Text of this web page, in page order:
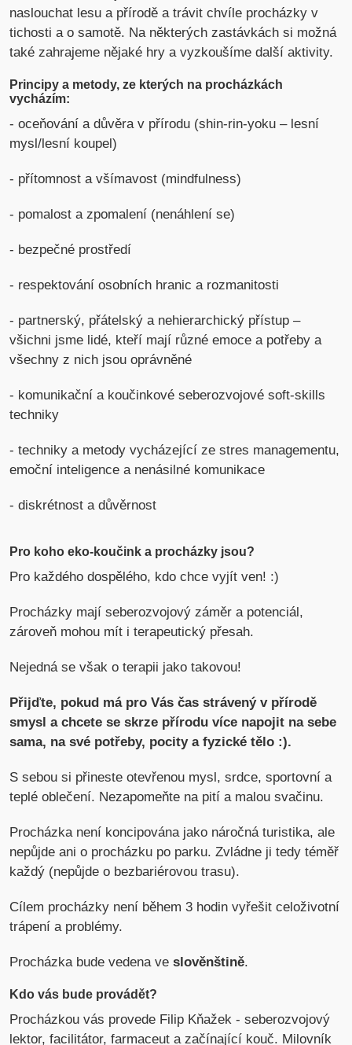
naslouchat lesu a přírodě a trávit chvíle procházky v
tichosti a o samotě. Na některých zastávkách si možná
také zahrajeme nějaké hry a vyzkoušíme další aktivity.
Principy a metody, ze kterých na procházkách
vycházím:
- oceňování a důvěra v přírodu (shin-rin-yoku – lesní
mysl/lesní koupel)
- přítomnost a všímavost (mindfulness)
- pomalost a zpomalení (nenáhlení se)
- bezpečné prostředí
- respektování osobních hranic a rozmanitosti
- partnerský, přátelský a nehierarchický přístup –
všichni jsme lidé, kteří mají různé emoce a potřeby a
všechny z nich jsou oprávněné
- komunikační a koučinkové seberozvojové soft-skills
techniky
- techniky a metody vycházející ze stres managementu,
emoční inteligence a nenásilné komunikace
- diskrétnost a důvěrnost
Pro koho eko-koučink a procházky jsou?
Pro každého dospělého, kdo chce vyjít ven! :)
Procházky mají seberozvojový záměr a potenciál,
zároveň mohou mít i terapeutický přesah.
Nejedná se však o terapii jako takovou!
Přijďte, pokud má pro Vás čas strávený v přírodě
smysl a chcete se skrze přírodu více napojit na sebe
sama, na své potřeby, pocity a fyzické tělo :).
S sebou si přineste otevřenou mysl, srdce, sportovní a
teplé oblečení. Nezapomeňte na pití a malou svačinu.
Procházka není koncipována jako náročná turistika, ale
nepůjde ani o procházku po parku. Zvládne ji tedy téměř
každý (nepůjde o bezbariérovou trasu).
Cílem procházky není během 3 hodin vyřešit celoživotní
trápení a problémy.
Procházka bude vedena veslověnštině.
Kdo vás bude provádět?
Procházkou vás provede Filip Kňažek - seberozvojový
lektor, facilitátor, farmaceut a začínající kouč. Milovník